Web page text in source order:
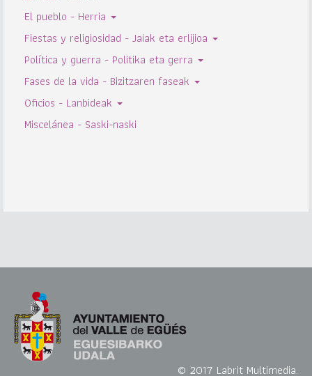
El pueblo - Herria
Fiestas y religiosidad - Jaiak eta erlijioa
Política y guerra - Politika eta gerra
Fases de la vida - Bizitzaren faseak
Oficios - Lanbideak
Miscelánea - Saski-naski
© 2017 Labrit Multimedia.